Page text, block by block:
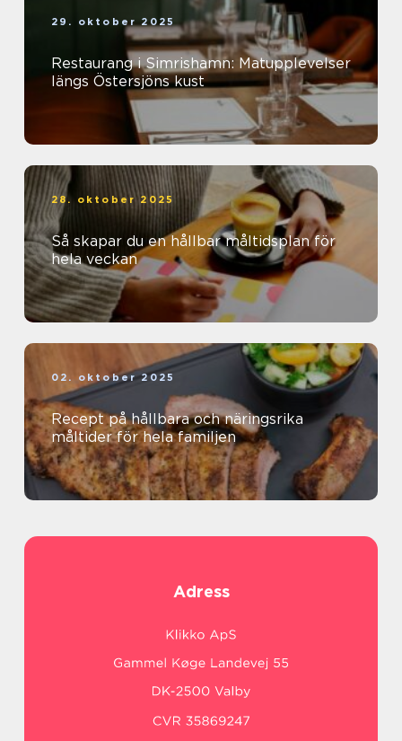
29. oktober 2025
Restaurang i Simrishamn: Matupplevelser
längs Östersjöns kust
28. oktober 2025
Så skapar du en hållbar måltidsplan för
hela veckan
02. oktober 2025
Recept på hållbara och näringsrika
måltider för hela familjen
Adress